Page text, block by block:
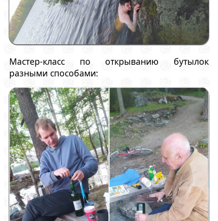
Мастер-класс по открыванию бутылок
разными способами: